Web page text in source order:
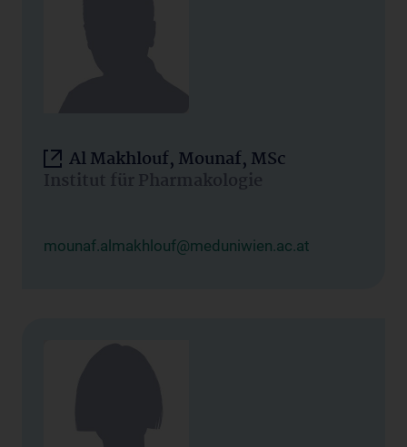
Al Makhlouf, Mounaf, MSc
Institut für Pharmakologie
mounaf.almakhlouf@meduniwien.ac.at